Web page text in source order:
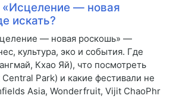
— новая
искать?
— новая роскошь» —
культура, эко и события. Где
Кхао Яй), что посмотреть
Park) и какие фестивали не
Asia, Wonderfruit, Vijit ChaoPhr